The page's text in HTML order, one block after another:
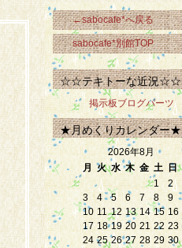
←sabocafe*へ戻る
sabocafe*別館TOP
☆☆テキトーな近況☆☆
掲示板ブログパーツ
★月めくりカレンダー★
2026年8月
月 火 水 木 金 土 日
1
2
3
4 5 6 7 8
9
10 11 12 13 14 15 16
17 18 19 20 21 22 23
24 25 26 27 28 29 30